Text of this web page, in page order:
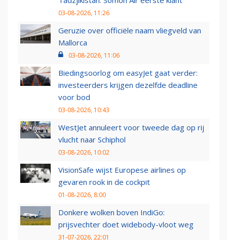
03-08-2026, 11:26
Geruzie over officiële naam vliegveld van
Mallorca
03-08-2026, 11:06
Biedingsoorlog om easyJet gaat verder:
investeerders krijgen dezelfde deadline
voor bod
03-08-2026, 10:43
WestJet annuleert voor tweede dag op rij
vlucht naar Schiphol
03-08-2026, 10:02
VisionSafe wijst Europese airlines op
gevaren rook in de cockpit
01-08-2026, 8:00
Donkere wolken boven IndiGo:
prijsvechter doet widebody-vloot weg
31-07-2026, 22:01